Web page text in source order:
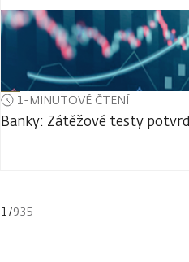
1-MINUTOVÉ ČTENÍ
Banky: Zátěžové testy
1/935